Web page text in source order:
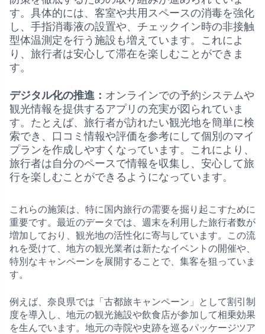
す。具体的には、客室や共用スペースの消毒を強化
し、手指消毒液の設置や、チェックイン時の非接触
型体温測定を行う施設も増えています。これによ
り、旅行者は安心して滞在を楽しむことができま
す。
デジタル化の推進： オンラインでの予約システムや
観光情報を提供するアプリの充実が図られていま
す。たとえば、旅行者が訪れたい観光地を簡単に検
索でき、口コミ情報や評価を参考にして個別のマイ
プランを作成しやすくなっています。これにより、
旅行者は自分のペースで情報を収集し、安心して旅
行を楽しむことができるようになっています。
これらの施策は、特に国内旅行の需要を掘り起こすために
重要です。最近のデータでは、週末を利用した旅行者数が
増加しており、観光地の活性化に寄与しています。この流
れを受けて、地方の観光業者は新たなイベントの開催や、
特別なキャンペーンを展開することで、集客を狙っていま
す。
例えば、奈良県では「古都旅キャンペーン」として割引制
度を導入し、地元の観光施設や飲食店が参加して相乗効果
を生んでいます。地元の寺院や史跡を巡るパッケージツア